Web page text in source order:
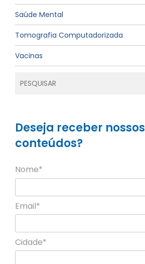
Saúde Mental
Tomografia Computadorizada
Vacinas
Deseja receber nossos
conteúdos?
Nome*
Email*
Cidade*